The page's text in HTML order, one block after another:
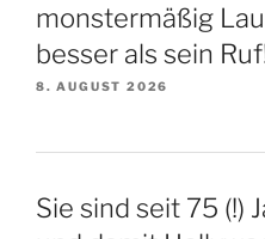
monstermäßig
besser als sein
8. AUGUST 2026
Sie sind seit 75 (!)